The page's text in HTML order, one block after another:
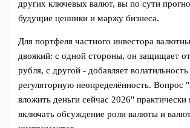
других ключевых валют, вы по сути
будущие ценники и маржу бизнеса.
Для портфеля частного инвестора
двоякий: с одной стороны, он защищает
рубля, с другой - добавляет
регуляторную неопределённость. Вопрос
вложить деньги сейчас 2026" практически
включать обсуждение роли валюты и